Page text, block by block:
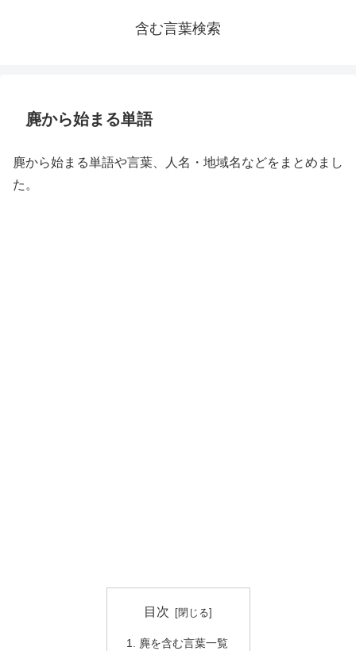
含む言葉検索
麂から始まる単語
麂から始まる単語や言葉、人名・地域名などをまとめまし
た。
目次
麂を含む言葉一覧